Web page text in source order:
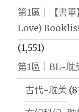
第1區｜【書
Love)
(1,551)
第1區｜BL-耽
古代-耽美